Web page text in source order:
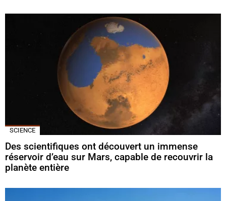
SCIENCE
Des scientifiques ont découvert un immense
réservoir d’eau sur Mars, capable de recouvrir la
planète entière